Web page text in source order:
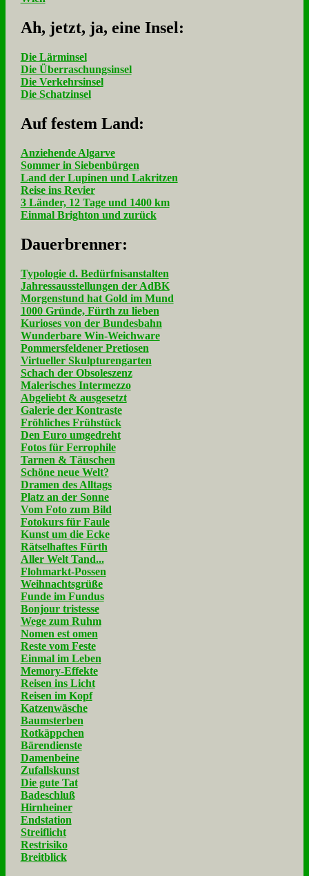
Ah, jetzt, ja, ei­ne In­sel:
Die Lärminsel
Die Überraschungsinsel
Die Verkehrsinsel
Die Schatzinsel
Auf fe­stem Land:
Anziehende Algarve
Sommer in Siebenbürgen
Land der Lupinen und Lakritzen
Reise ins Revier
3 Länder, 12 Tage und 1400 km
Einmal Brighton und zurück
Dau­er­bren­ner:
Typologie d. Bedürfnisanstalten
Jahressausstellungen der AdBK
Morgenstund hat Gold im Mund
1000 Gründe, Fürth zu lieben
Kurioses von der Bundesbahn
Wunderbare Win-Weichware
Pommersfeldener Pretiosen
Virtueller Skulpturengarten
Schach der Obsoleszenz
Malerisches Intermezzo
Abgeliebt & ausgesetzt
Galerie der Kontraste
Fröhliches Frühstück
Den Euro umgedreht
Fotos für Ferrophile
Tarnen & Täuschen
Schöne neue Welt?
Dramen des Alltags
Platz an der Sonne
Vom Foto zum Bild
Fotokurs für Faule
Kunst um die Ecke
Rätselhaftes Fürth
Aller Welt Tand...
Flohmarkt-Possen
Weihnachtsgrüße
Funde im Fundus
Bonjour tristesse
Wege zum Ruhm
Nomen est omen
Reste vom Feste
Einmal im Leben
Memory-Effekte
Reisen ins Licht
Reisen im Kopf
Katzenwäsche
Baumsterben
Rotkäppchen
Bärendienste
Damenbeine
Zufallskunst
Die gute Tat
Badeschluß
Hirnheiner
Endstation
Streiflicht
Restrisiko
Breitblick